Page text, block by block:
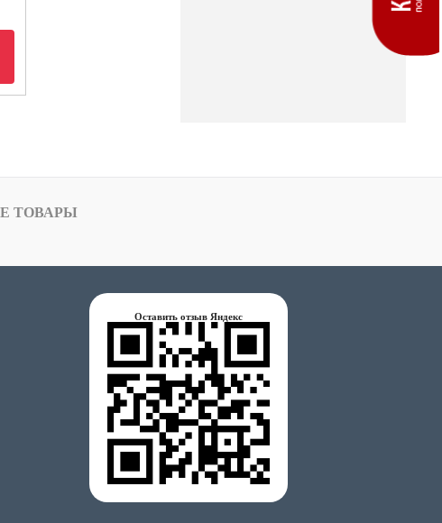
ТОВАРЫ
Оставить отзыв Яндекс